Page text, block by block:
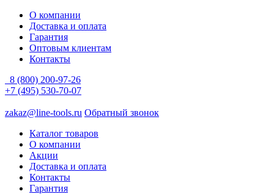
О компании
Доставка и оплата
Гарантия
Оптовым клиентам
Контакты
8 (800) 200-97-26
+7 (495) 530-70-07
zakaz@line-tools.ru Обратный звонок
Каталог товаров
О компании
Акции
Доставка и оплата
Контакты
Гарантия